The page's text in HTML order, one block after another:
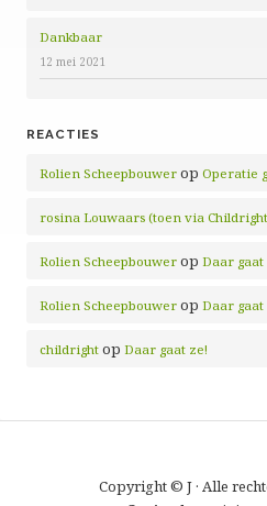
Dankbaar
12 mei 2021
REACTIES
Rolien Scheepbouwer op Operatie
rosina Louwaars (toen via
Rolien Scheepbouwer op Daar gaat
Rolien Scheepbouwer op Daar gaat
childright op Daar gaat ze!
Copyright © J · Alle